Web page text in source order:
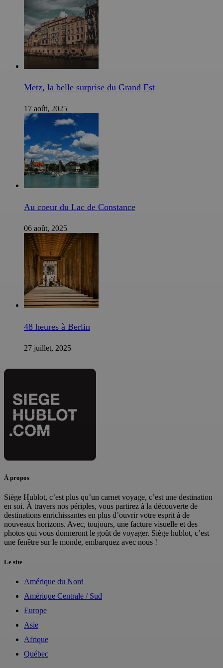
Metz, la belle surprise du Grand Est
17 août, 2025
Au coeur du Lac de Constance
06 août, 2025
48 heures à Berlin
27 juillet, 2025
À propos
Siège Hublot, c’est plus qu’un carnet voyage, c’est une destination
en soi. À travers nos périples, vous partirez à la découverte de
destinations enrichissantes en plus d’ouvrir votre esprit à de
nouveaux horizons. Avec, toujours, une facture visuelle et des
photos qui vous donneront le goût de voyager. Siège hublot, c’est
une fenêtre sur le monde, embarquez avec nous !
Le site
Amérique du Nord
Amérique Centrale / Sud
Europe
Asie
Afrique
Québec